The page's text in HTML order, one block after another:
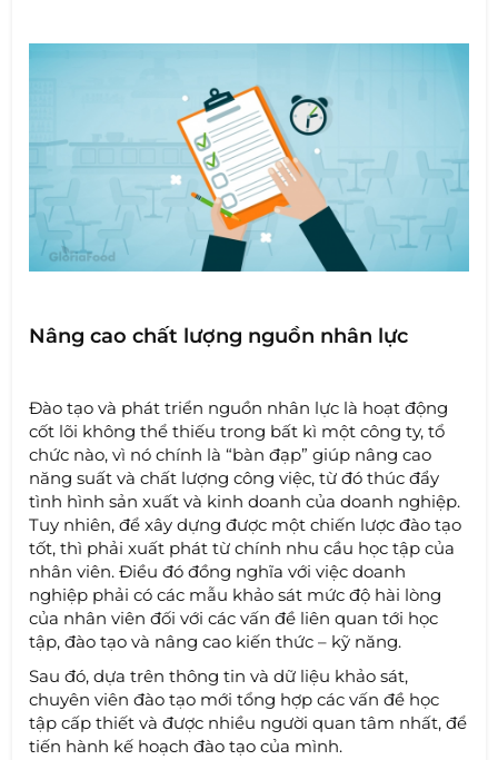
Nâng cao chất lượng nguồn nhân lực
Đào tạo và phát triển nguồn nhân lực là hoạt động
cốt lõi không thể thiếu trong bất kì một công ty, tổ
chức nào, vì nó chính là “bàn đạp” giúp nâng cao
năng suất và chất lượng công việc, từ đó thúc đẩy
tình hình sản xuất và kinh doanh của doanh nghiệp.
Tuy nhiên, để xây dựng được một chiến lược đào tạo
tốt, thì phải xuất phát từ chính nhu cầu học tập của
nhân viên. Điều đó đồng nghĩa với việc doanh
nghiệp phải có các mẫu khảo sát mức độ hài lòng
của nhân viên đối với các vấn đề liên quan tới học
tập, đào tạo và nâng cao kiến thức – kỹ năng.
Sau đó, dựa trên thông tin và dữ liệu khảo sát,
chuyên viên đào tạo mới tổng hợp các vấn đề học
tập cấp thiết và được nhiều người quan tâm nhất, để
tiến hành kế hoạch đào tạo của mình.